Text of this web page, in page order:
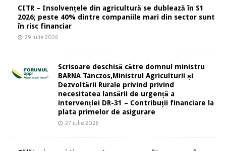
CITR – Insolvențele din agricultură se dublează în S1
2026; peste 40% dintre companiile mari din sector sunt
în risc financiar
29 iulie 2026
Scrisoare deschisă către domnul ministru
BARNA Tánczos,Ministrul Agriculturii și
Dezvoltării Rurale privind privind
necesitatea lansării de urgență a
intervenției DR-31 – Contribuții financiare la
plata primelor de asigurare
27 iulie 2026